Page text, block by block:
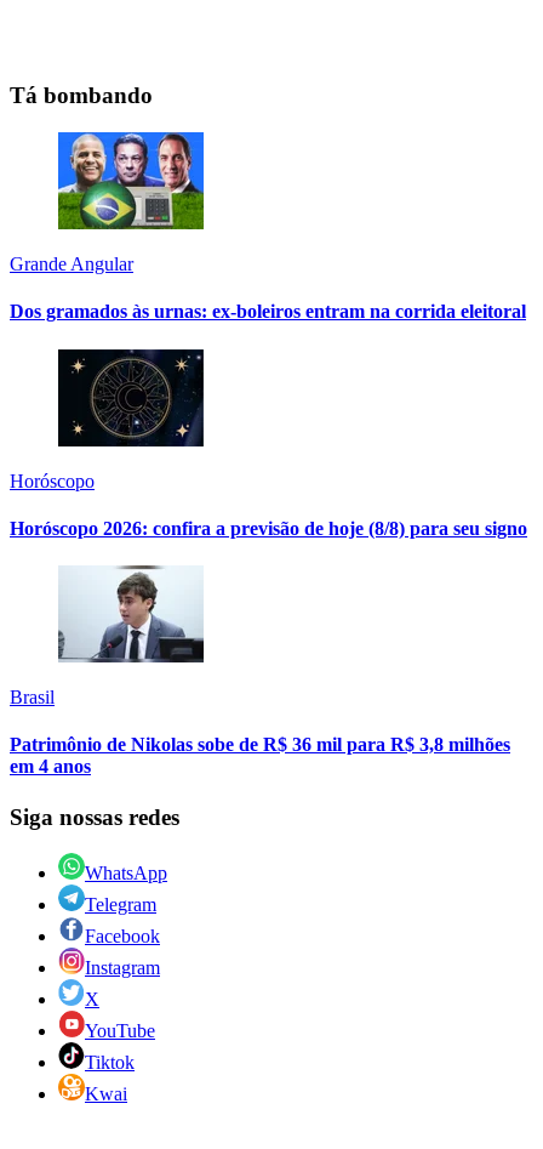
Tá bombando
Grande Angular
Dos gramados às urnas: ex-boleiros entram na corrida eleitoral
Horóscopo
Horóscopo 2026: confira a previsão de hoje (8/8) para seu signo
Brasil
Patrimônio de Nikolas sobe de R$ 36 mil para R$ 3,8 milhões
em 4 anos
Siga nossas redes
WhatsApp
Telegram
Facebook
Instagram
X
YouTube
Tiktok
Kwai